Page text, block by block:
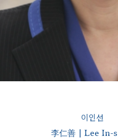
이인선
李仁善 | Lee In-